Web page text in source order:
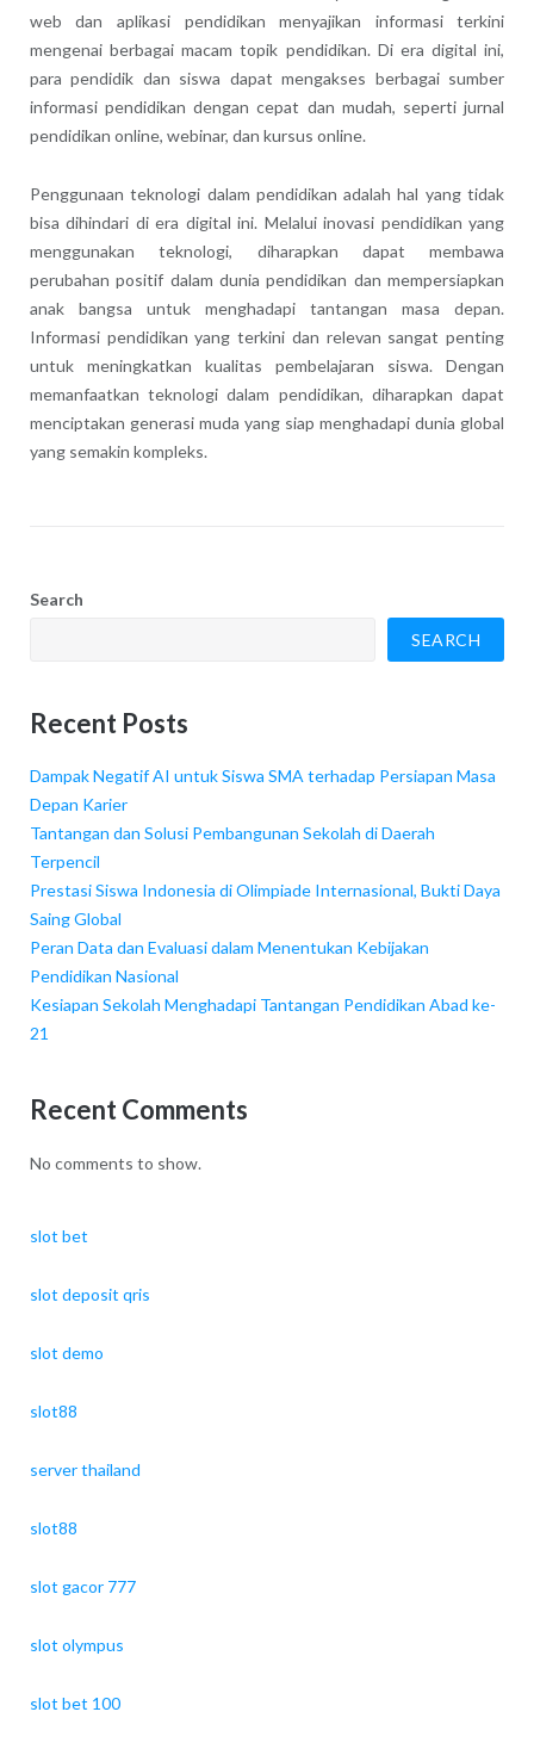
web dan aplikasi pendidikan menyajikan informasi terkini
mengenai berbagai macam topik pendidikan. Di era digital ini,
para pendidik dan siswa dapat mengakses berbagai sumber
informasi pendidikan dengan cepat dan mudah, seperti jurnal
pendidikan online, webinar, dan kursus online.
Penggunaan teknologi dalam pendidikan adalah hal yang tidak
bisa dihindari di era digital ini. Melalui inovasi pendidikan yang
menggunakan teknologi, diharapkan dapat membawa
perubahan positif dalam dunia pendidikan dan mempersiapkan
anak bangsa untuk menghadapi tantangan masa depan.
Informasi pendidikan yang terkini dan relevan sangat penting
untuk meningkatkan kualitas pembelajaran siswa. Dengan
memanfaatkan teknologi dalam pendidikan, diharapkan dapat
menciptakan generasi muda yang siap menghadapi dunia global
yang semakin kompleks.
Search
SEARCH
Recent Posts
Dampak Negatif AI untuk Siswa SMA terhadap Persiapan Masa
Depan Karier
Tantangan dan Solusi Pembangunan Sekolah di Daerah
Terpencil
Prestasi Siswa Indonesia di Olimpiade Internasional, Bukti Daya
Saing Global
Peran Data dan Evaluasi dalam Menentukan Kebijakan
Pendidikan Nasional
Kesiapan Sekolah Menghadapi Tantangan Pendidikan Abad ke-
21
Recent Comments
No comments to show.
slot bet
slot deposit qris
slot demo
slot88
server thailand
slot88
slot gacor 777
slot olympus
slot bet 100